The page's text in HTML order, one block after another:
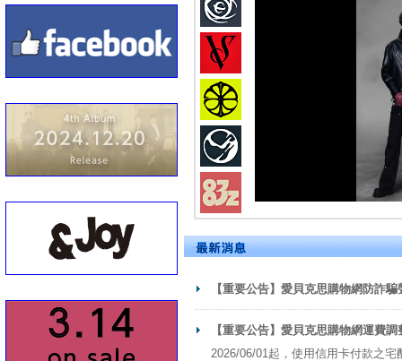
【重要公告】愛貝克思購物網防詐騙
【重要公告】愛貝克思購物網運費調
2026/06/01起，使用信用卡付款之